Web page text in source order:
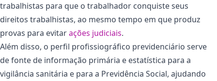
trabalhistas para que o trabalhador conquiste seus
direitos trabalhistas, ao mesmo tempo em que produz
provas para evitarações judiciais.
Além disso, o perfil profissiográfico previdenciário serve
de fonte de informação primária e estatística para a
vigilância sanitária e para a Previdência Social, ajudando